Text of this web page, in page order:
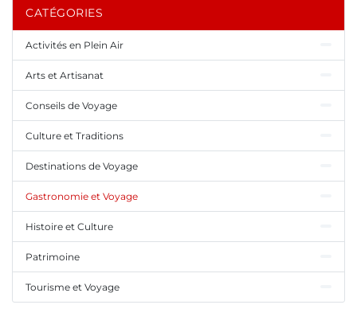
CATÉGORIES
Activités en Plein Air
Arts et Artisanat
Conseils de Voyage
Culture et Traditions
Destinations de Voyage
Gastronomie et Voyage
Histoire et Culture
Patrimoine
Tourisme et Voyage